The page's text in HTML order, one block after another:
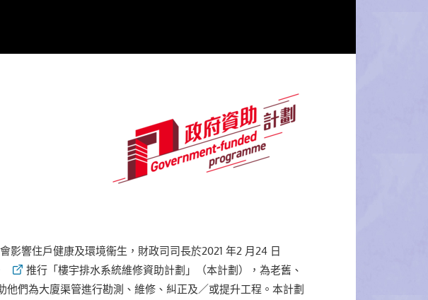
響住戶健康及環境衞生，財政司司長於2021 年2 月24 日
推行「樓宇排水系統維修資助計劃」（本計劃），為老舊、
們為大廈渠管進行勘測、維修、糾正及／或提升工程。本計劃